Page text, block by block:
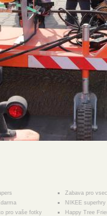
pro vaše fotky
Zabava pro
NIKEE superhry
Happy Tree